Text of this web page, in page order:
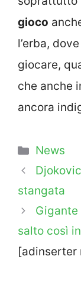
gioco
l’erba,
giocare,
che anche
ancora
Categorie
News
stangata
Gigante
salto così
[adinserter